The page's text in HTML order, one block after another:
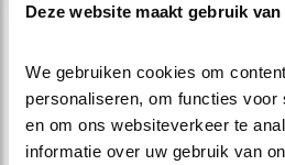
Deze website maakt gebruik
We gebruiken cookies om
personaliseren, om functies voor
en om ons websiteverkeer te
informatie over uw gebruik van